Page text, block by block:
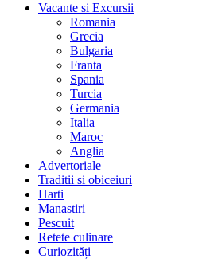
Vacante si Excursii
Romania
Grecia
Bulgaria
Franta
Spania
Turcia
Germania
Italia
Maroc
Anglia
Advertoriale
Traditii si obiceiuri
Harti
Manastiri
Pescuit
Retete culinare
Curiozități